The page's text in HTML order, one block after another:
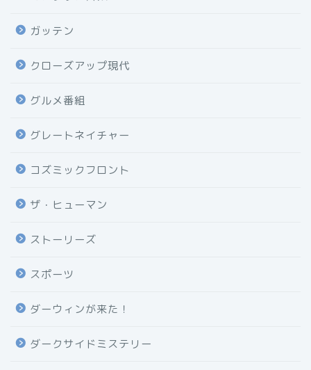
ガッテン
クローズアップ現代
グルメ番組
グレートネイチャー
コズミックフロント
ザ・ヒューマン
ストーリーズ
スポーツ
ダーウィンが来た！
ダークサイドミステリー